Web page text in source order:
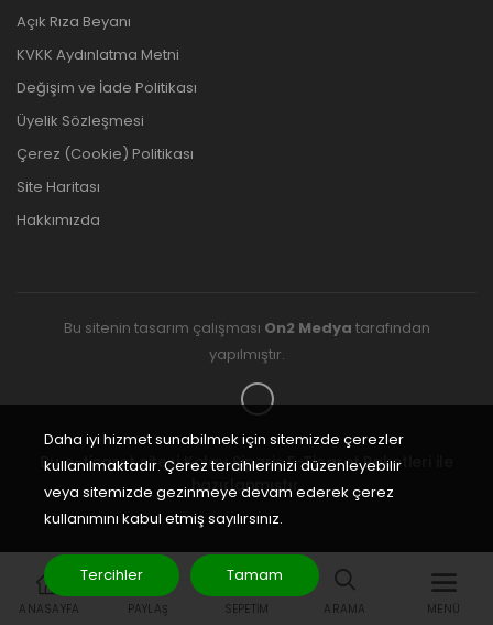
Açık Rıza Beyanı
KVKK Aydınlatma Metni
Değişim ve İade Politikası
Üyelik Sözleşmesi
Çerez (Cookie) Politikası
Site Haritası
Hakkımızda
Bu sitenin tasarım çalışması On2 Medya tarafından
yapılmıştır.
Bu e-ticaret sitesiKolay Sipariş E-Ticaret Paketleri
hazırlanmıştır.
ANASAYFA PAYLAŞ SEPETIM ARAMA MENÜ
Daha iyi hizmet sunabilmek için sitemizde çerezler
kullanılmaktadır. Çerez tercihlerinizi düzenleyebilir
veya sitemizde gezinmeye devam ederek çerez
kullanımını kabul etmiş sayılırsınız.
Tercihler Tamam